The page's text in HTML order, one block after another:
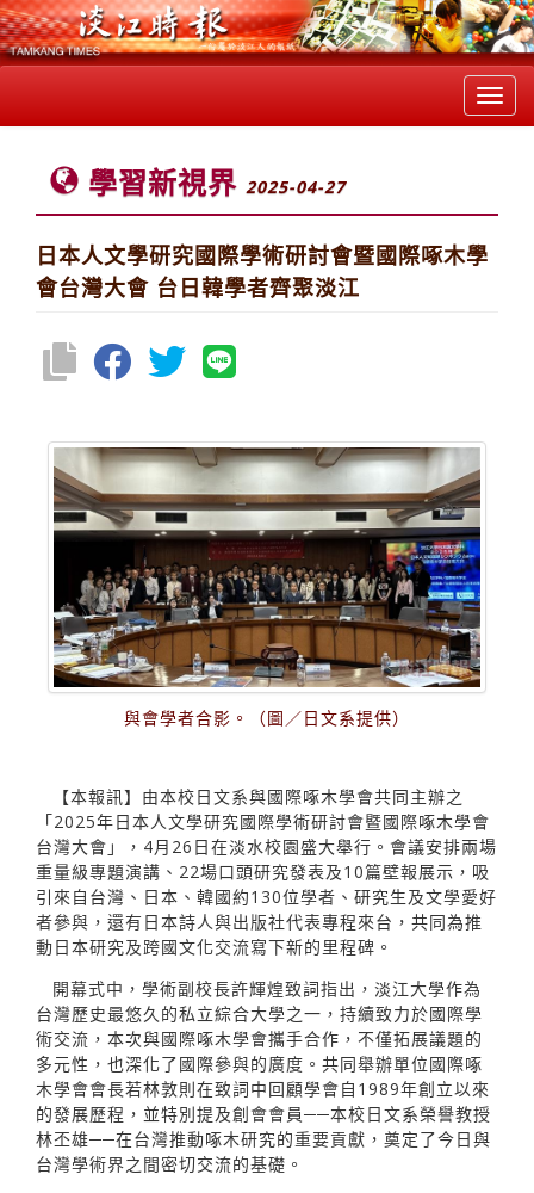
學習新視界 2025-04-27
日本人文學研究國際學術研討會暨國際啄木學
會台灣大會 台日韓學者齊聚淡江
與會學者合影。（圖／日文系提供）
【本報訊】由本校日文系與國際啄木學會共同主辦之
「2025年日本人文學研究國際學術研討會暨國際啄木學會
台灣大會」，4月26日在淡水校園盛大舉行。會議安排兩場
重量級專題演講、22場口頭研究發表及10篇壁報展示，吸
引來自台灣、日本、韓國約130位學者、研究生及文學愛好
者參與，還有日本詩人與出版社代表專程來台，共同為推
動日本研究及跨國文化交流寫下新的里程碑。
開幕式中，學術副校長許輝煌致詞指出，淡江大學作為
台灣歷史最悠久的私立綜合大學之一，持續致力於國際學
術交流，本次與國際啄木學會攜手合作，不僅拓展議題的
多元性，也深化了國際參與的廣度。共同舉辦單位國際啄
木學會會長若林敦則在致詞中回顧學會自1989年創立以來
的發展歷程，並特別提及創會會員──本校日文系榮譽教授
林丕雄──在台灣推動啄木研究的重要貢獻，奠定了今日與
台灣學術界之間密切交流的基礎。